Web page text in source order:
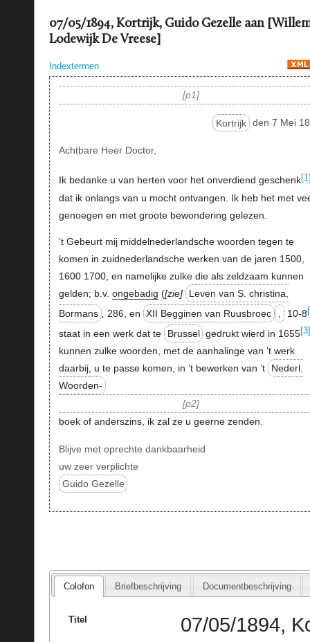
07/05/1894, Kortrijk, Guido Gezelle aan
Lodewijk De Vreese]
Indextermen
p1
Kortrijk den 7 Mei
Achtbare Heer Doctor,
Ik bedanke u van herten voor het onverdiend geschenk
dat ik onlangs van u mocht ontvangen. Ik heb het met
genoegen en met groote bewondering gelezen.
’t Gebeurt mij middelnederlandsche woorden tegen te
komen in zuidnederlandsche werken van de jaren 1500,
1600 1700, en namelijke zulke die als zeldzaam kunnen
gelden; b.v. ongebadig ( zie
Leven van S. christina,
Bormans , 286, en XII Begginen van Ruusbroec 10-8
staat in een werk dat te Brussel gedrukt wierd in 1655
kunnen zulke woorden, met de aanhalinge van ’t werk
daarbij, u te passe komen, in ’t bewerken van ’t
Nederl.
Woorden-
p2
boek of anderszins, ik zal ze u geerne zenden.
Blijve met oprechte dankbaarheid
uw zeer verplichte
Guido Gezelle
Colofon Briefbeschrijving Documentbeschrijving
Titel
07/05/1894,